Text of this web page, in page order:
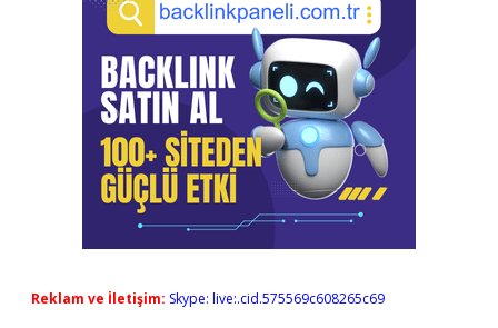
Reklam ve İletişim: Skype: live:.cid.575569c608265c69